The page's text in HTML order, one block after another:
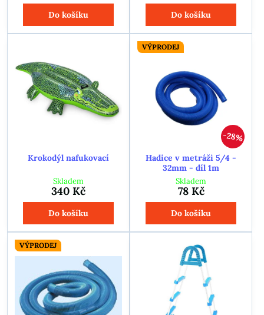
Do košíku Do košíku
Krokodýl nafukovací
Skladem
340 Kč
Do košíku
28%
VÝPRODEJ
Hadice v metráži 5/4 -
32mm - díl 1m
Skladem
78 Kč
Do košíku
VÝPRODEJ